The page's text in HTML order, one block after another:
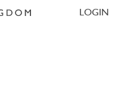
LOGIN